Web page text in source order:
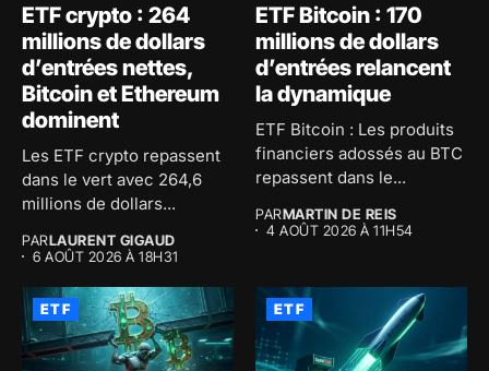
ETF crypto : 264
millions de dollars
d’entrées nettes,
Bitcoin et Ethereum
dominent
Les ETF crypto repassent
dans le vert avec 264,6
millions de dollars...
PARLAURENT GIGAUD
6 AOÛT 2026 À 18H31
ETF Bitcoin : 170
millions de dollars
d’entrées relancent
la dynamique
ETF Bitcoin : Les produits
financiers adossés au BTC
repassent dans le...
PARMARTIN DE REIS
4 AOÛT 2026 À 11H54
ETF ETF